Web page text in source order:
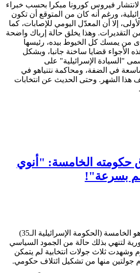
لانتشار فيروس كورونا مبكرا بحسب خبراء
ورغم أنه كان من المتوقع أن تكون
إلا أن المعدّل اليومي للإصابات، كما
التقديرات. وهذا يخلق حالة إرباك واضحة
من يمسك كل الخيوط بيده، رئيسها
الأجواء قضايا ساخنة جانبا، وبشكل
"السيادة الإسرائيلية" على
في الضفة، ومحاكمة نتنياهو في
هذا الشهر. وحتى الحديث عن انتخابات
حكومته الخامسة: "أنوي
بسرعة"!
أدت حكومة بنيامين نتنياهو الخامسة (الحكومة الإسرائيلية الـ35)
لتنهي بذلك حالة من الجمود السياسي
أكثر من 500 يوم وشهدت ثلاث جولات انتخابية لم يتمكن
جولتين منها من تشكيل ائتلاف حكومي.